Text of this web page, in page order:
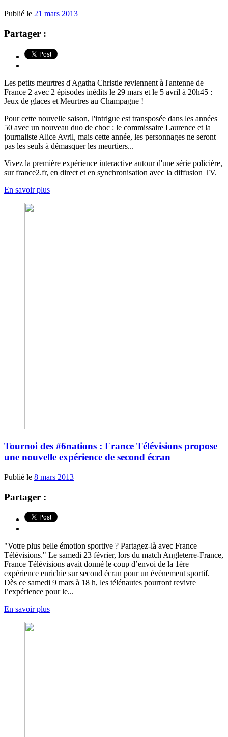
Publié le 21 mars 2013
Partager :
Les petits meurtres d'Agatha Christie reviennent à l'antenne de
France 2 avec 2 épisodes inédits le 29 mars et le 5 avril à 20h45 :
Jeux de glaces et Meurtres au Champagne !
Pour cette nouvelle saison, l'intrigue est transposée dans les années
50 avec un nouveau duo de choc : le commissaire Laurence et la
journaliste Alice Avril, mais cette année, les personnages ne seront
pas les seuls à démasquer les meurtiers...
Vivez la première expérience interactive autour d'une série policière,
sur france2.fr, en direct et en synchronisation avec la diffusion TV.
En savoir plus
Tournoi des #6nations : France Télévisions propose
une nouvelle expérience de second écran
Publié le 8 mars 2013
Partager :
"Votre plus belle émotion sportive ? Partagez-là avec France
Télévisions." Le samedi 23 février, lors du match Angleterre-France,
France Télévisions avait donné le coup d’envoi de la 1ère
expérience enrichie sur second écran pour un évènement sportif.
Dès ce samedi 9 mars à 18 h, les télénautes pourront revivre
l’expérience pour le...
En savoir plus